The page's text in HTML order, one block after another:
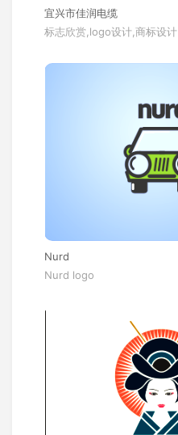
宜兴市佳润电缆
标志欣赏,logo设计,商标设计
Nurd
Nurd logo